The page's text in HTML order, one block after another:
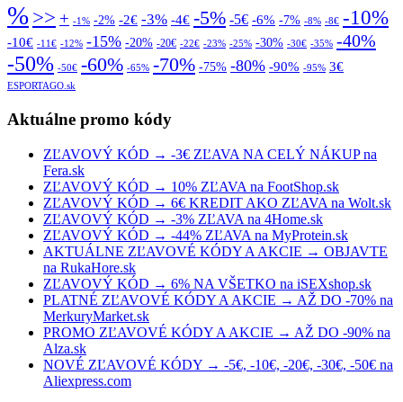
%>> + -1% -2% -2€ -3% -4€ -5% -5€ -6% -7% -8% -8€ -10%
-10€ -11€ -12% -15% -20% -20€ -22€ -23% -25% -30% -30€ -35% -40%
-50% -50€ -60% -65% -70% -75% -80% -90% -95% 3€
ESPORTAGO.sk
Aktuálne promo kódy
ZĽAVOVÝ KÓD → -3€ ZĽAVA NA CELÝ NÁKUP na
Fera.sk
ZĽAVOVÝ KÓD → 10% ZĽAVA na FootShop.sk
ZĽAVOVÝ KÓD → 6€ KREDIT AKO ZĽAVA na Wolt.sk
ZĽAVOVÝ KÓD → -3% ZĽAVA na 4Home.sk
ZĽAVOVÝ KÓD → -44% ZĽAVA na MyProtein.sk
AKTUÁLNE ZĽAVOVÉ KÓDY A AKCIE → OBJAVTE
na RukaHore.sk
ZĽAVOVÝ KÓD → 6% NA VŠETKO na iSEXshop.sk
PLATNÉ ZĽAVOVÉ KÓDY A AKCIE → AŽ DO -70% na
MerkuryMarket.sk
PROMO ZĽAVOVÉ KÓDY A AKCIE → AŽ DO -90% na
Alza.sk
NOVÉ ZĽAVOVÉ KÓDY → -5€, -10€, -20€, -30€, -50€ na
Aliexpress.com